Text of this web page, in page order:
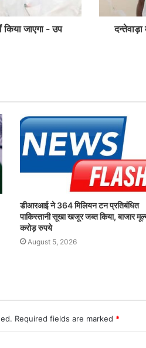
किया जाएगा - उप
दन्तेवाड़ा
डीआरआई ने 364 मिलियन टन प्रतिबंधित
पाकिस्तानी सूखा खजूर जब्त किया, बाजार
करोड़ रुपये
August 5, 2026
Required fields are marked *